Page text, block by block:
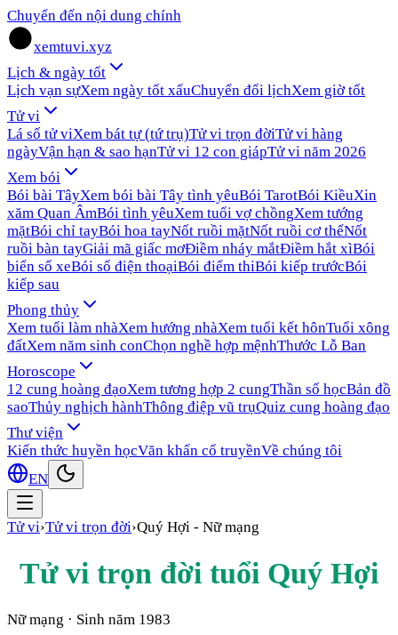
Chuyển đến nội dung chính
xemtuvi.xyz
Lịch & ngày tốt
Lịch vạn sựXem ngày tốt xấuChuyển đổi lịchXem giờ tốt
Tử vi
Lá số tử viXem bát tự (tứ trụ)Tử vi trọn đờiTử vi hàng
ngàyVận hạn & sao hạnTử vi 12 con giápTử vi năm 2026
Xem bói
Bói bài TâyXem bói bài Tây tình yêuBói TarotBói KiềuXin
xăm Quan ÂmBói tình yêuXem tuổi vợ chồngXem tướng
mặtBói chỉ tayBói hoa tayNốt ruồi mặtNốt ruồi cơ thểNốt
ruồi bàn tayGiải mã giấc mơĐiềm nháy mắtĐiềm hắt xìBói
biển số xeBói số điện thoạiBói điểm thiBói kiếp trướcBói
kiếp sau
Phong thủy
Xem tuổi làm nhàXem hướng nhàXem tuổi kết hônTuổi xông
đấtXem năm sinh conChọn nghề hợp mệnhThước Lỗ Ban
Horoscope
12 cung hoàng đạoXem tương hợp 2 cungThần số họcBản đồ
saoThủy nghịch hànhThông điệp vũ trụQuiz cung hoàng đạo
Thư viện
Kiến thức huyền họcVăn khấn cổ truyềnVề chúng tôi
EN
Tử vi›Tử vi trọn đời›Quý Hợi - Nữ mạng
Tử vi trọn đời tuổi Quý Hợi
Nữ mạng · Sinh năm 1983